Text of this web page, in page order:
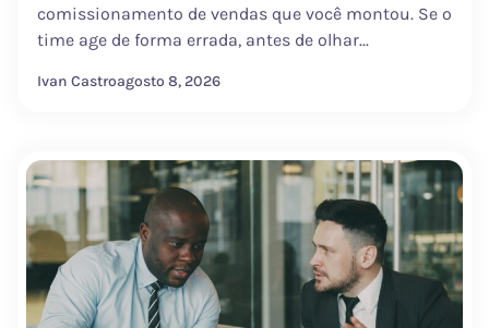
comissionamento de vendas que você montou. Se o
time age de forma errada, antes de olhar...
Ivan Castroagosto 8, 2026